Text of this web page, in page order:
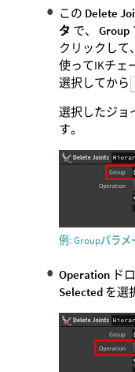
この Delete
タ で、 Group
クリックして
使ってIKチェ
選択してから
選択したジョ
す。
例: Groupパラ
Operation ド
Selected を選